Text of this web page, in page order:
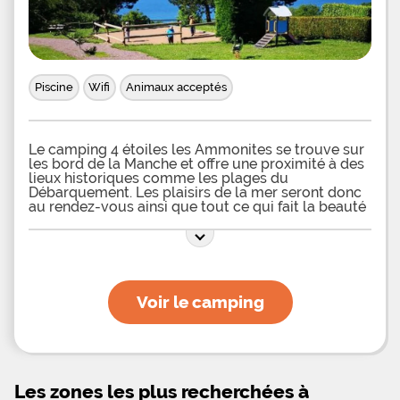
Piscine Wifi Animaux acceptés
Le camping 4 étoiles les Ammonites se trouve sur
les bord de la Manche et offre une proximité à des
lieux historiques comme les plages du
Débarquement. Les plaisirs de la mer seront donc
au rendez-vous ainsi que tout ce qui fait la beauté
proposés aux vacanciers séjournant au camping
les Ammonites. Petits et grands pourront
très bons moments grâce aux divers équipements
mis à la disposition de chacun. Pour les amateurs
de natation se trouve une piscine qui est chauffée
entre mi-juin et mi-septembre, entourée par des
baigneurs. Sur le bord de cette piscine, des
proposé aux vacanciers de profiter de deux courts
Voir le camping
Les zones les plus recherchées à